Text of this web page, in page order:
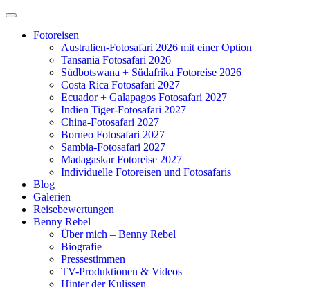
Zum
springenFotoreisen
Australien-Fotosafari 2026 mit einer Option
Tansania Fotosafari 2026
Südbotswana + Südafrika Fotoreise 2026
Costa Rica Fotosafari 2027
Ecuador + Galapagos Fotosafari 2027
Indien Tiger-Fotosafari 2027
China-Fotosafari 2027
Borneo Fotosafari 2027
Sambia-Fotosafari 2027
Madagaskar Fotoreise 2027
Individuelle Fotoreisen und Fotosafaris
Blog
Galerien
Reisebewertungen
Benny Rebel
Über mich – Benny Rebel
Biografie
Pressestimmen
TV-Produktionen & Videos
Hinter der Kulissen